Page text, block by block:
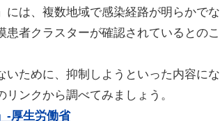
には、複数地域で感染経路が明らかでな
者クラスターが確認されているとのこ
いために、抑制しようといった内容にな
ンクから調べてみましょう。
-厚生労働省